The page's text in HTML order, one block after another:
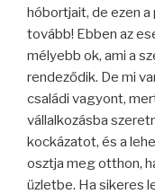
hóbortjait, de ezen
tovább! Ebben az
mélyebb ok, ami a
rendeződik. De mi
családi vagyont,
vállalkozásba
kockázatot, és a
osztja meg otthon,
üzletbe. Ha sikeres